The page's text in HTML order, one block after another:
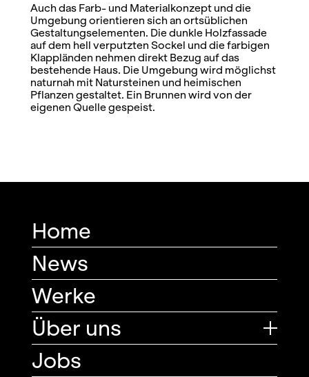
Auch das Farb- und Materialkonzept und die
Umgebung orientieren sich an ortsüblichen
Gestaltungselementen. Die dunkle Holzfassade
auf dem hell verputzten Sockel und die farbigen
Klappländen nehmen direkt Bezug auf das
bestehende Haus. Die Umgebung wird möglichst
naturnah mit Natursteinen und heimischen
Pflanzen gestaltet. Ein Brunnen wird von der
eigenen Quelle gespeist.
Home
News
Werke
Über uns
Jobs